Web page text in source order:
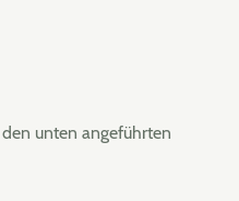
unten angeführten